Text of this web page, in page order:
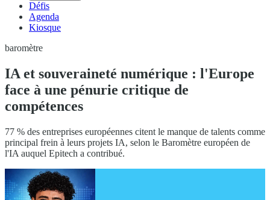
Défis
Agenda
Kiosque
baromètre
IA et souveraineté numérique : l'Europe
face à une pénurie critique de
compétences
77 % des entreprises européennes citent le manque de talents comme
principal frein à leurs projets IA, selon le Baromètre européen de
l'IA auquel Epitech a contribué.